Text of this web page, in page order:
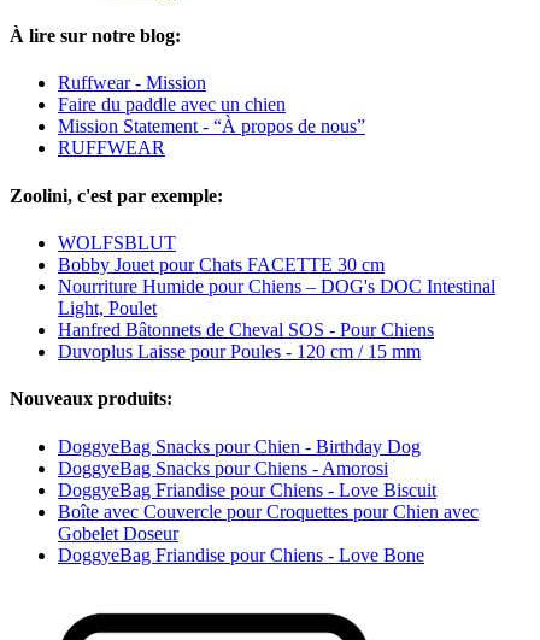
À lire sur notre blog:
Ruffwear - Mission
Faire du paddle avec un chien
Mission Statement - “À propos de nous”
RUFFWEAR
Zoolini, c'est par exemple:
WOLFSBLUT
Bobby Jouet pour Chats FACETTE 30 cm
Nourriture Humide pour Chiens – DOG's DOC Intestinal
Light, Poulet
Hanfred Bâtonnets de Cheval SOS - Pour Chiens
Duvoplus Laisse pour Poules - 120 cm / 15 mm
Nouveaux produits:
DoggyeBag Snacks pour Chien - Birthday Dog
DoggyeBag Snacks pour Chiens - Amorosi
DoggyeBag Friandise pour Chiens - Love Biscuit
Boîte avec Couvercle pour Croquettes pour Chien avec
Gobelet Doseur
DoggyeBag Friandise pour Chiens - Love Bone